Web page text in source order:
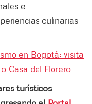
e
culinarias
en Bogotá: visita
Casa del Florero
turísticos